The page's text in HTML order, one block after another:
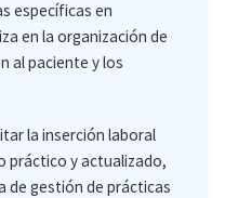
específicas en
en la organización de
al paciente y los
la inserción laboral
práctico y actualizado,
de gestión de prácticas